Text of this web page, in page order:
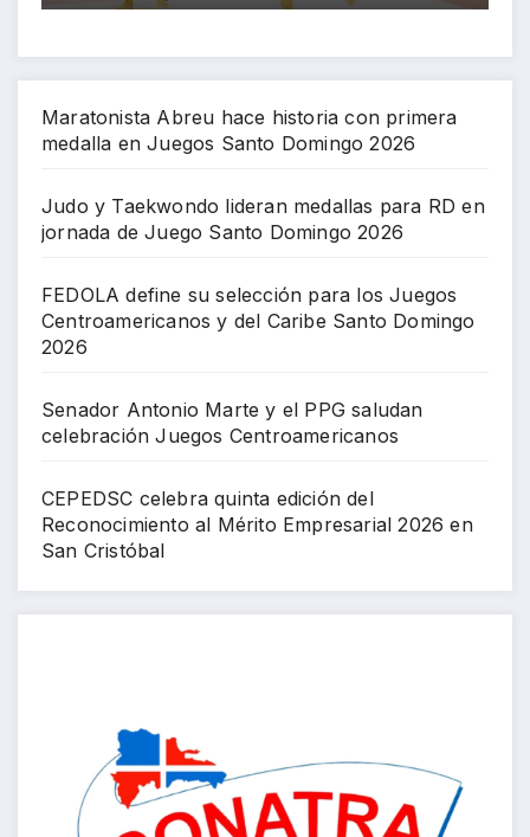
Maratonista Abreu hace historia con primera
medalla en Juegos Santo Domingo 2026
Judo y Taekwondo lideran medallas para RD en
jornada de Juego Santo Domingo 2026
FEDOLA define su selección para los Juegos
Centroamericanos y del Caribe Santo Domingo
2026
Senador Antonio Marte y el PPG saludan
celebración Juegos Centroamericanos
CEPEDSC celebra quinta edición del
Reconocimiento al Mérito Empresarial 2026 en
San Cristóbal